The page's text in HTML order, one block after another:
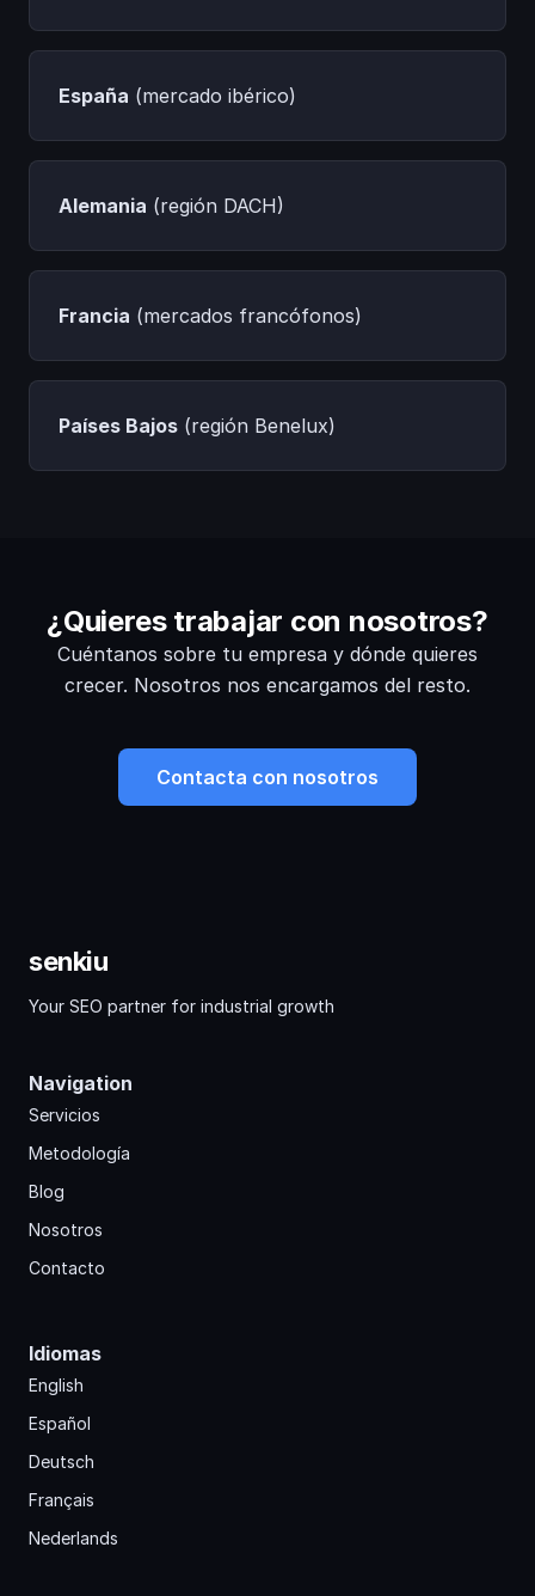
España (mercado ibérico)
Alemania (región DACH)
Francia (mercados francófonos)
Países Bajos (región Benelux)
¿Quieres trabajar con nosotros?
Cuéntanos sobre tu empresa y dónde quieres
crecer. Nosotros nos encargamos del resto.
Contacta con nosotros
senkiu
Your SEO partner for industrial growth
Navigation
Servicios
Metodología
Blog
Nosotros
Contacto
Idiomas
English
Español
Deutsch
Français
Nederlands